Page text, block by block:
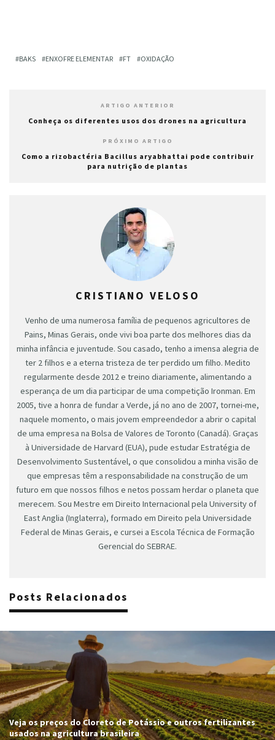
BAKS ENXOFRE ELEMENTAR FT OXIDAÇÃO
ARTIGO ANTERIOR
Conheça os diferentes usos dos drones na agricultura
PRÓXIMO ARTIGO
Como a rizobactéria Bacillus aryabhattai pode contribuir
para nutrição de plantas
CRISTIANO VELOSO
Venho de uma numerosa família de pequenos agricultores de
Pains, Minas Gerais, onde vivi boa parte dos melhores dias da
minha infância e juventude. Sou casado, tenho a imensa alegria de
ter 2 filhos e a eterna tristeza de ter perdido um filho. Medito
regularmente desde 2012 e treino diariamente, alimentando a
esperança de um dia participar de uma competição Ironman. Em
2005, tive a honra de fundar a Verde, já no ano de 2007, tornei-me,
naquele momento, o mais jovem empreendedor a abrir o capital
de uma empresa na Bolsa de Valores de Toronto (Canadá). Graças
à Universidade de Harvard (EUA), pude estudar Estratégia de
Desenvolvimento Sustentável, o que consolidou a minha visão de
que empresas têm a responsabilidade na construção de um
futuro em que nossos filhos e netos possam herdar o planeta que
merecem. Sou Mestre em Direito Internacional pela University of
East Anglia (Inglaterra), formado em Direito pela Universidade
Federal de Minas Gerais, e cursei a Escola Técnica de Formação
Gerencial do SEBRAE.
Posts Relacionados
Veja os preços do Cloreto de Potássio e outros fertilizantes
usados na agricultura brasileira